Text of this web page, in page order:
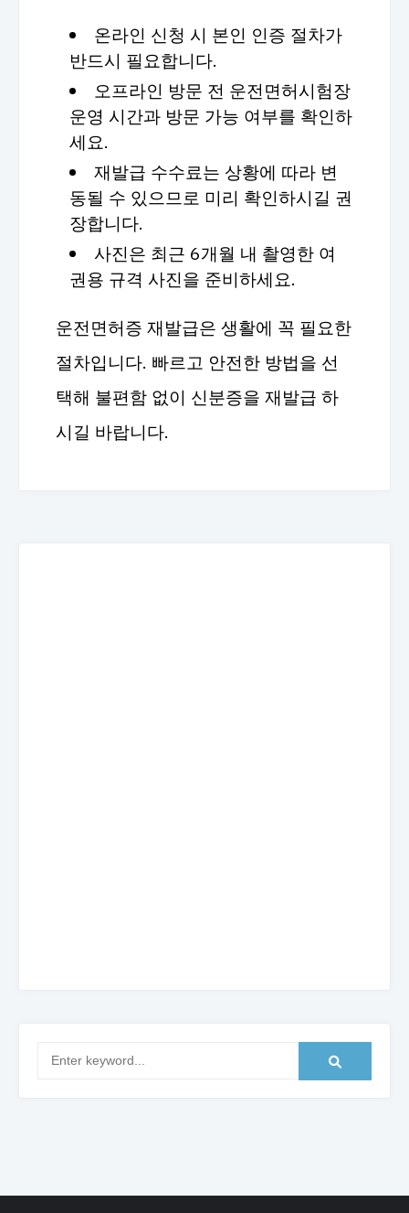
온라인 신청 시 본인 인증 절차가
반드시 필요합니다.
오프라인 방문 전 운전면허시험장
운영 시간과 방문 가능 여부를 확인하
세요.
재발급 수수료는 상황에 따라 변
동될 수 있으므로 미리 확인하시길 권
장합니다.
사진은 최근 6개월 내 촬영한 여
권용 규격 사진을 준비하세요.
운전면허증 재발급은 생활에 꼭 필요한
절차입니다. 빠르고 안전한 방법을 선
택해 불편함 없이 신분증을 재발급 하
시길 바랍니다.